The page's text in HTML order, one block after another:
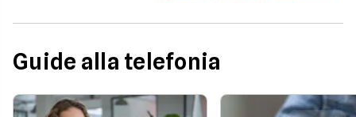
Guide alla telefonia